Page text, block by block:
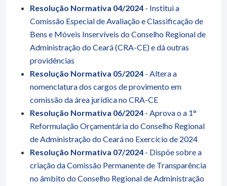
Resolução Normativa 04/2024 - Institui a
Comissão Especial de Avaliação e Classificação de
Bens e Móveis Inservíveis do Conselho Regional de
Administração do Ceará (CRA-CE) e dá outras
providências
Resolução Normativa 05/2024 - Altera a
nomenclatura dos cargos de provimento em
comissão da área jurídica no CRA-CE
Resolução Normativa 06/2024 - Aprova o a 1°
Reformulação Orçamentária do Conselho Regional
de Administração do Ceará no Exercício de 2024
Resolução Normativa 07/2024 - Dispõe sobre a
criação da Comissão Permanente de Transparência
no âmbito do Conselho Regional de Administração